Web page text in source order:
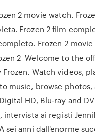
2 movie watch.
Frozen 2 film
Frozen 2
2 Welcome to the
Watch videos,
music, browse photos,
HD, Blu-ray and
intervista ai registi
sei anni dall'enorme